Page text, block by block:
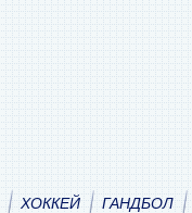
ХОККЕЙ ГАНДБОЛ